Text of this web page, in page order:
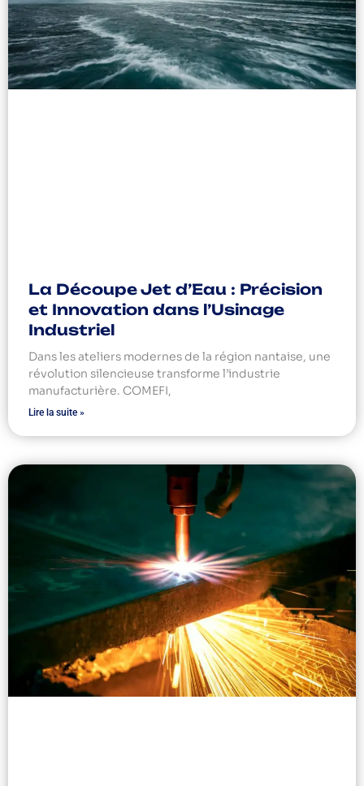
La Découpe Jet d’Eau : Précision
et Innovation dans l’Usinage
Industriel
Dans les ateliers modernes de la région nantaise, une
révolution silencieuse transforme l’industrie
manufacturière. COMEFI,
Lire la suite »